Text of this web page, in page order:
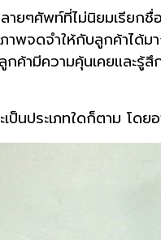
ๆศัพท์ที่ไม่นิยมเรียกชื่อ
ดจำให้กับลูกค้าได้มา
ามีความคุ้นเคยและรู้สึ
นประเภทใดก็ตาม โด